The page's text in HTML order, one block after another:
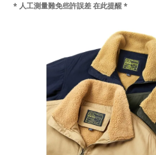
* 人工測量難免些許誤差 在此提醒 *